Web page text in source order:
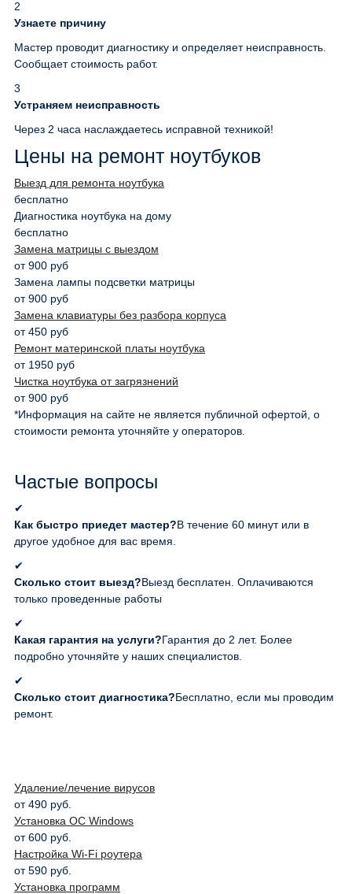
2
Узнаете причину
Мастер проводит диагностику и определяет неисправность.
Сообщает стоимость работ.
3
Устраняем неисправность
Через 2 часа наслаждаетесь исправной техникой!
Цены на ремонт ноутбуков
Выезд для ремонта ноутбука
бесплатно
Диагностика ноутбука на дому
бесплатно
Замена матрицы с выездом
от 900 руб
Замена лампы подсветки матрицы
от 900 руб
Замена клавиатуры без разбора корпуса
от 450 руб
Ремонт материнской платы ноутбука
от 1950 руб
Чистка ноутбука от загрязнений
от 900 руб
*Информация на сайте не является публичной офертой, о
стоимости ремонта уточняйте у операторов.
Частые вопросы
✔
Как быстро приедет мастер?В течение 60 минут или в
другое удобное для вас время.
✔
Сколько стоит выезд?Выезд бесплатен. Оплачиваются
только проведенные работы
✔
Какая гарантия на услуги?Гарантия до 2 лет. Более
подробно уточняйте у наших специалистов.
✔
Сколько стоит диагностика?Бесплатно, если мы проводим
ремонт.
Удаление/лечение вирусов
от 490 руб.
Установка ОС Windows
от 600 руб.
Настройка Wi-Fi роутера
от 590 руб.
Установка программ